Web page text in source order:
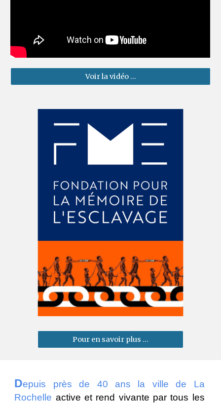
Voir la vidéo ...
Pour en savoir plus ...
Depuis près de 40 ans la ville de La
Rochelle active et rend vivante par tous les